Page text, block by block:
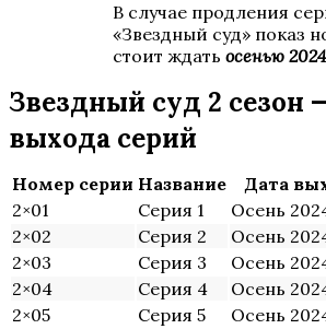
В случае продления
«Звездный суд» показ
стоит ждать осенью
Звездный суд 2 сезон
выхода серий
Номер серии Название
Дата
2×01
Серия 1
Осень
2×02
Серия 2
Осень
2×03
Серия 3
Осень
2×04
Серия 4
Осень
2×05
Серия 5
Осень